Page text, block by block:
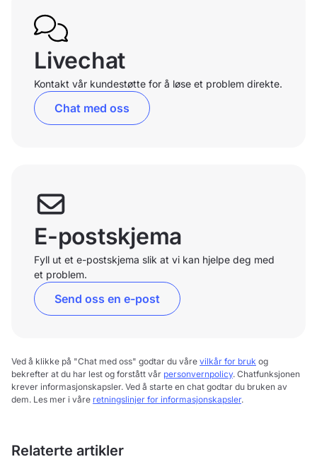
Livechat
Kontakt vår kundestøtte for å løse et problem direkte.
Chat med oss
E-postskjema
Fyll ut et e-postskjema slik at vi kan hjelpe deg med
et problem.
Send oss en e-post
Ved å klikke på "Chat med oss" godtar du våre vilkår for bruk og
bekrefter at du har lest og forstått vår personvernpolicy. Chatfunksjonen
krever informasjonskapsler. Ved å starte en chat godtar du bruken av
dem. Les mer i våre retningslinjer for informasjonskapsler.
Relaterte artikler